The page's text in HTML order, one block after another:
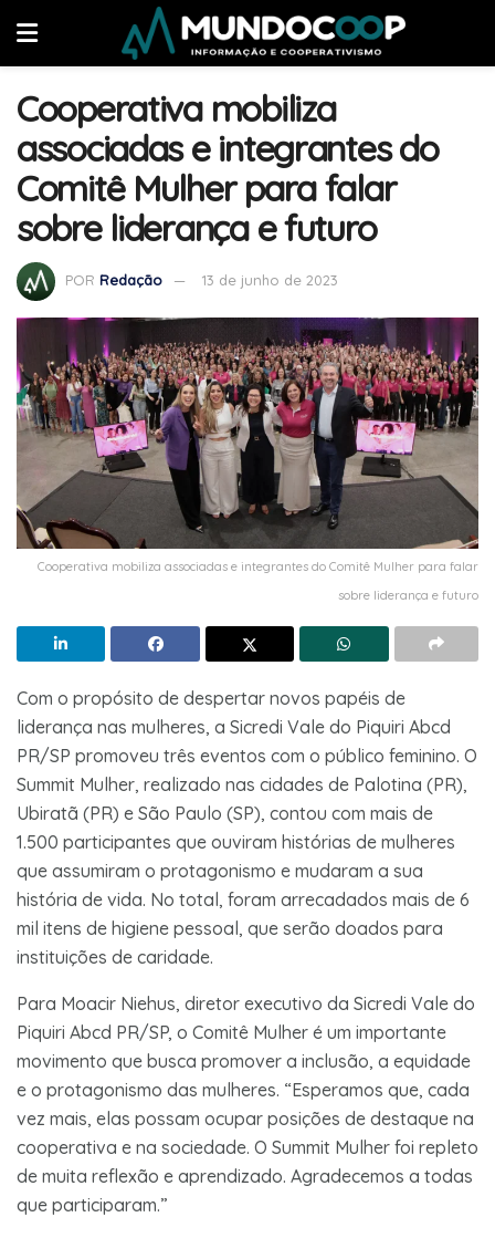
Cooperativa mobiliza
associadas e integrantes do
Comitê Mulher para falar
sobre liderança e futuro
POR Redação 13 de junho de 2023
Cooperativa mobiliza associadas e integrantes do Comitê Mulher para falar
sobre liderança e futuro
Com o propósito de despertar novos papéis de
liderança nas mulheres, a Sicredi Vale do Piquiri Abcd
PR/SP promoveu três eventos com o público feminino. O
Summit Mulher, realizado nas cidades de Palotina (PR),
Ubiratã (PR) e São Paulo (SP), contou com mais de
1.500 participantes que ouviram histórias de mulheres
que assumiram o protagonismo e mudaram a sua
história de vida. No total, foram arrecadados mais de 6
mil itens de higiene pessoal, que serão doados para
instituições de caridade.
Para Moacir Niehus, diretor executivo da Sicredi Vale do
Piquiri Abcd PR/SP, o Comitê Mulher é um importante
movimento que busca promover a inclusão, a equidade
e o protagonismo das mulheres. “Esperamos que, cada
vez mais, elas possam ocupar posições de destaque na
cooperativa e na sociedade. O Summit Mulher foi repleto
de muita reflexão e aprendizado. Agradecemos a todas
que participaram.”